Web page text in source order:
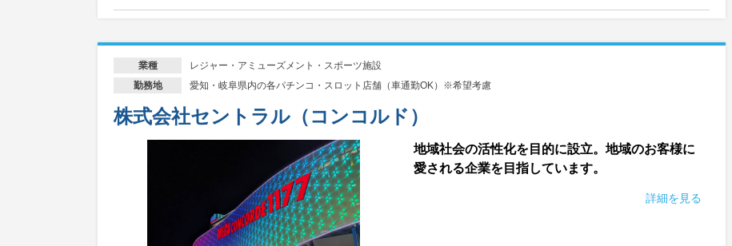
業種 レジャー・アミューズメント・スポーツ施設
勤務地 愛知・岐阜県内の各パチンコ・スロット店舗（車通勤OK）※希望考慮
株式会社セントラル（コンコルド）
地域社会の活性化を目的に設立。地域のお客様に
愛される企業を目指しています。
詳細を見る